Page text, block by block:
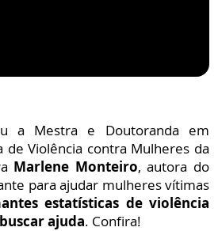
a Mestra e Doutoranda em
de Violência contra Mulheres da
Marlene Monteiro, autora do
para ajudar mulheres vítimas
estatísticas de violência
ajuda. Confira!